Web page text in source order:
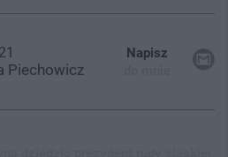
Piechowicz
Napisz